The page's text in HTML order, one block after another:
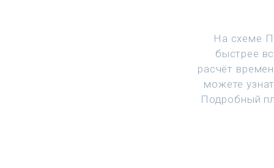
На схеме
быстрее
расчёт
можете
Подробный